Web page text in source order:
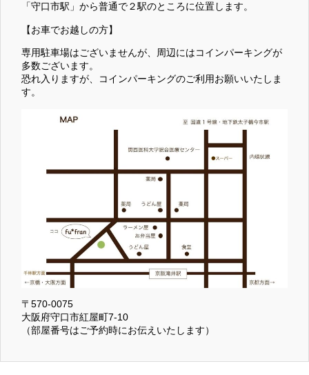
「守口市駅」から普通で２駅のところに位置します。
【お車でお越しの方】
専用駐車場はございませんが、周辺にはコインパーキングが
多数ございます。
恐れ入りますが、コインパーキングのご利用お願いいたしま
す。
〒570-0075
大阪府守口市紅屋町7-10
（部屋番号はご予約時にお伝えいたします）